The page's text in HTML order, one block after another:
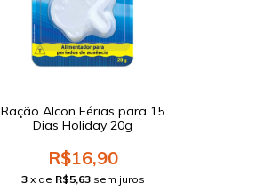
Ração Alcon Férias para 15
Dias Holiday 20g
R$16,90
3 x de R$5,63 sem juros